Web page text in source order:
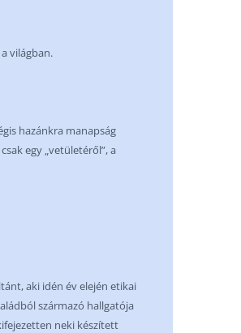
világban.
hazánkra manapság
egy „vetületéről”, a
aki idén év elején etikai
származó hallgatója
neki készített